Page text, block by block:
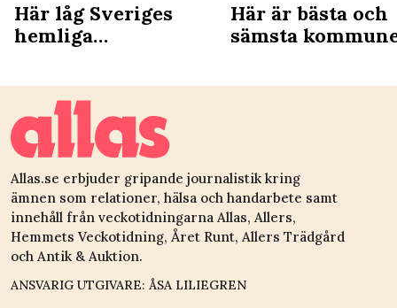
Här låg Sveriges
hemliga
höll fångar på
obestämd tid
Här är bästa och
sämsta
i botten
Allas.se erbjuder gripande journalistik kring
ämnen som relationer, hälsa och handarbete samt
innehåll från veckotidningarna Allas, Allers,
Hemmets Veckotidning, Året Runt, Allers Trädgård
och Antik & Auktion.
ANSVARIG UTGIVARE: ÅSA LILIEGREN